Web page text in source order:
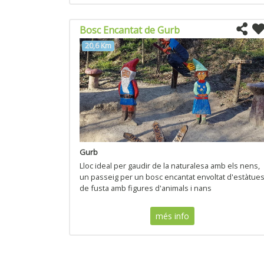
Bosc Encantat de Gurb
20,6 Km
Gurb
Lloc ideal per gaudir de la naturalesa amb els nens,
un passeig per un bosc encantat envoltat d'estàtues
de fusta amb figures d'animals i nans
més info